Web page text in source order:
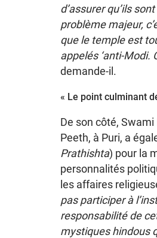
d’assurer qu’ils
problème majeur,
que le temple est
appelés ‘anti-Modi.
demande-il.
« Le point culminant
De son côté,
Peeth, à Puri, a
Prathishta) pour la
personnalités
les affaires
pas participer à
responsabilité de
mystiques hindous